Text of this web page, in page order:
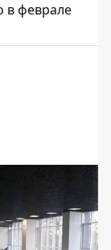
в феврале